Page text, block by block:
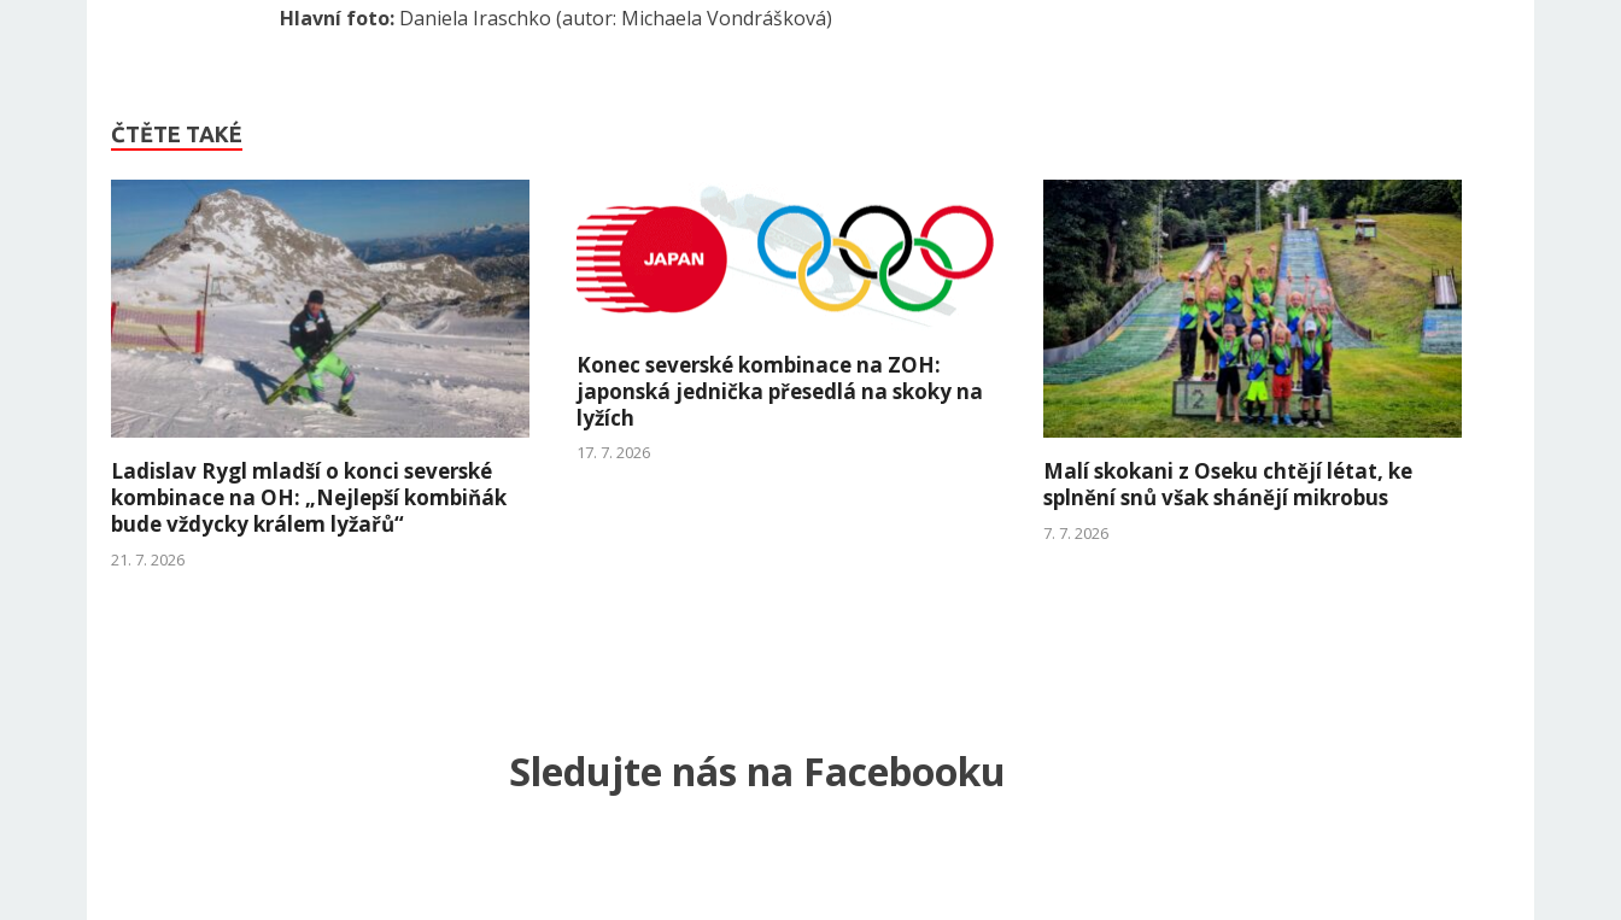
Hlavní foto: Daniela Iraschko (autor: Michaela Vondrášková)
ČTĚTE TAKÉ
Ladislav Rygl mladší o konci severské
kombinace na OH: „Nejlepší kombiňák
bude vždycky králem lyžařů“
21. 7. 2026
Konec severské kombinace na ZOH:
japonská jednička přesedlá na skoky na
lyžích
17. 7. 2026
Malí skokani z Oseku chtějí létat, ke
splnění snů však shánějí mikrobus
7. 7. 2026
Sledujte nás na Facebooku